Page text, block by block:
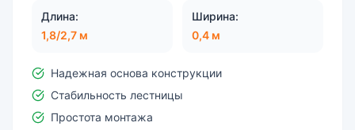
Длина:
1,8/2,7 м
Ширина:
0,4 м
Надежная основа конструкции
Стабильность лестницы
Простота монтажа